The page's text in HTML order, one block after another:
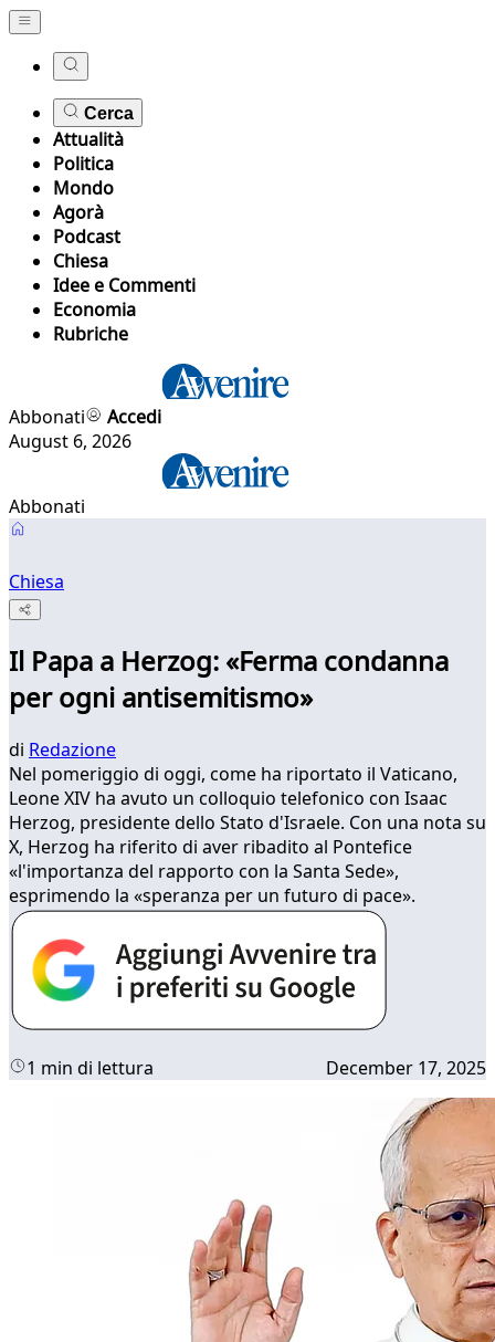
Cerca
Attualità
Politica
Mondo
Agorà
Podcast
Chiesa
Idee e Commenti
Economia
Rubriche
Abbonati
Accedi
August 6, 2026
Abbonati
Chiesa
Il Papa a Herzog: «Ferma condanna
per ogni antisemitismo»
di Redazione
Nel pomeriggio di oggi, come ha riportato il Vaticano,
Leone XIV ha avuto un colloquio telefonico con Isaac
Herzog, presidente dello Stato d'Israele. Con una nota su
X, Herzog ha riferito di aver ribadito al Pontefice
«l'importanza del rapporto con la Santa Sede»,
esprimendo la «speranza per un futuro di pace».
1 min di lettura December 17, 2025